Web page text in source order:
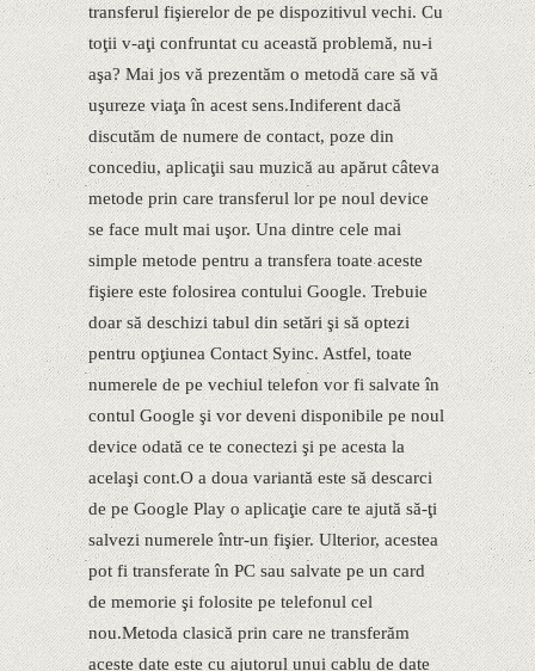
transferul fişierelor de pe dispozitivul vechi. Cu
toţii v-aţi confruntat cu această problemă, nu-i
aşa? Mai jos vă prezentăm o metodă care să vă
uşureze viaţa în acest sens.Indiferent dacă
discutăm de numere de contact, poze din
concediu, aplicaţii sau muzică au apărut câteva
metode prin care transferul lor pe noul device
se face mult mai uşor. Una dintre cele mai
simple metode pentru a transfera toate aceste
fişiere este folosirea contului Google. Trebuie
doar să deschizi tabul din setări şi să optezi
pentru opţiunea Contact Syinc. Astfel, toate
numerele de pe vechiul telefon vor fi salvate în
contul Google şi vor deveni disponibile pe noul
device odată ce te conectezi şi pe acesta la
acelaşi cont.O a doua variantă este să descarci
de pe Google Play o aplicaţie care te ajută să-ţi
salvezi numerele într-un fişier. Ulterior, acestea
pot fi transferate în PC sau salvate pe un card
de memorie şi folosite pe telefonul cel
nou.Metoda clasică prin care ne transferăm
aceste date este cu ajutorul unui cablu de date